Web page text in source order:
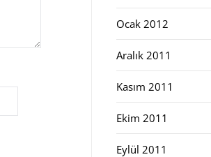
Ocak 2012
Aralık 2011
Kasım 2011
Ekim 2011
Eylül 2011